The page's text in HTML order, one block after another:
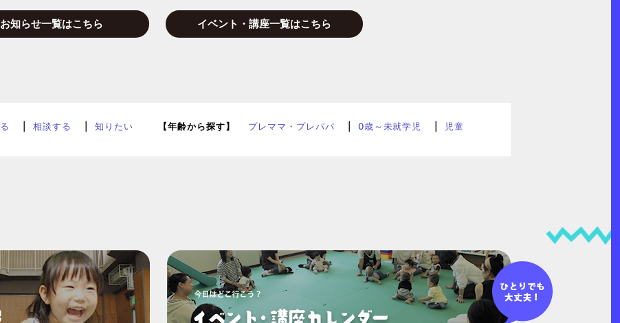
お知らせ一覧はこちら イベント・講座一覧はこちら
相談する 知りたい 【年齢から探す】 プレママ・プレパパ 0歳～未就学児 児童